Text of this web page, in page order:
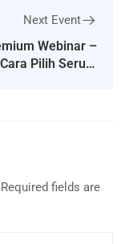
Next Event
Webinar –
Cara Pilih Serum
Required fields are